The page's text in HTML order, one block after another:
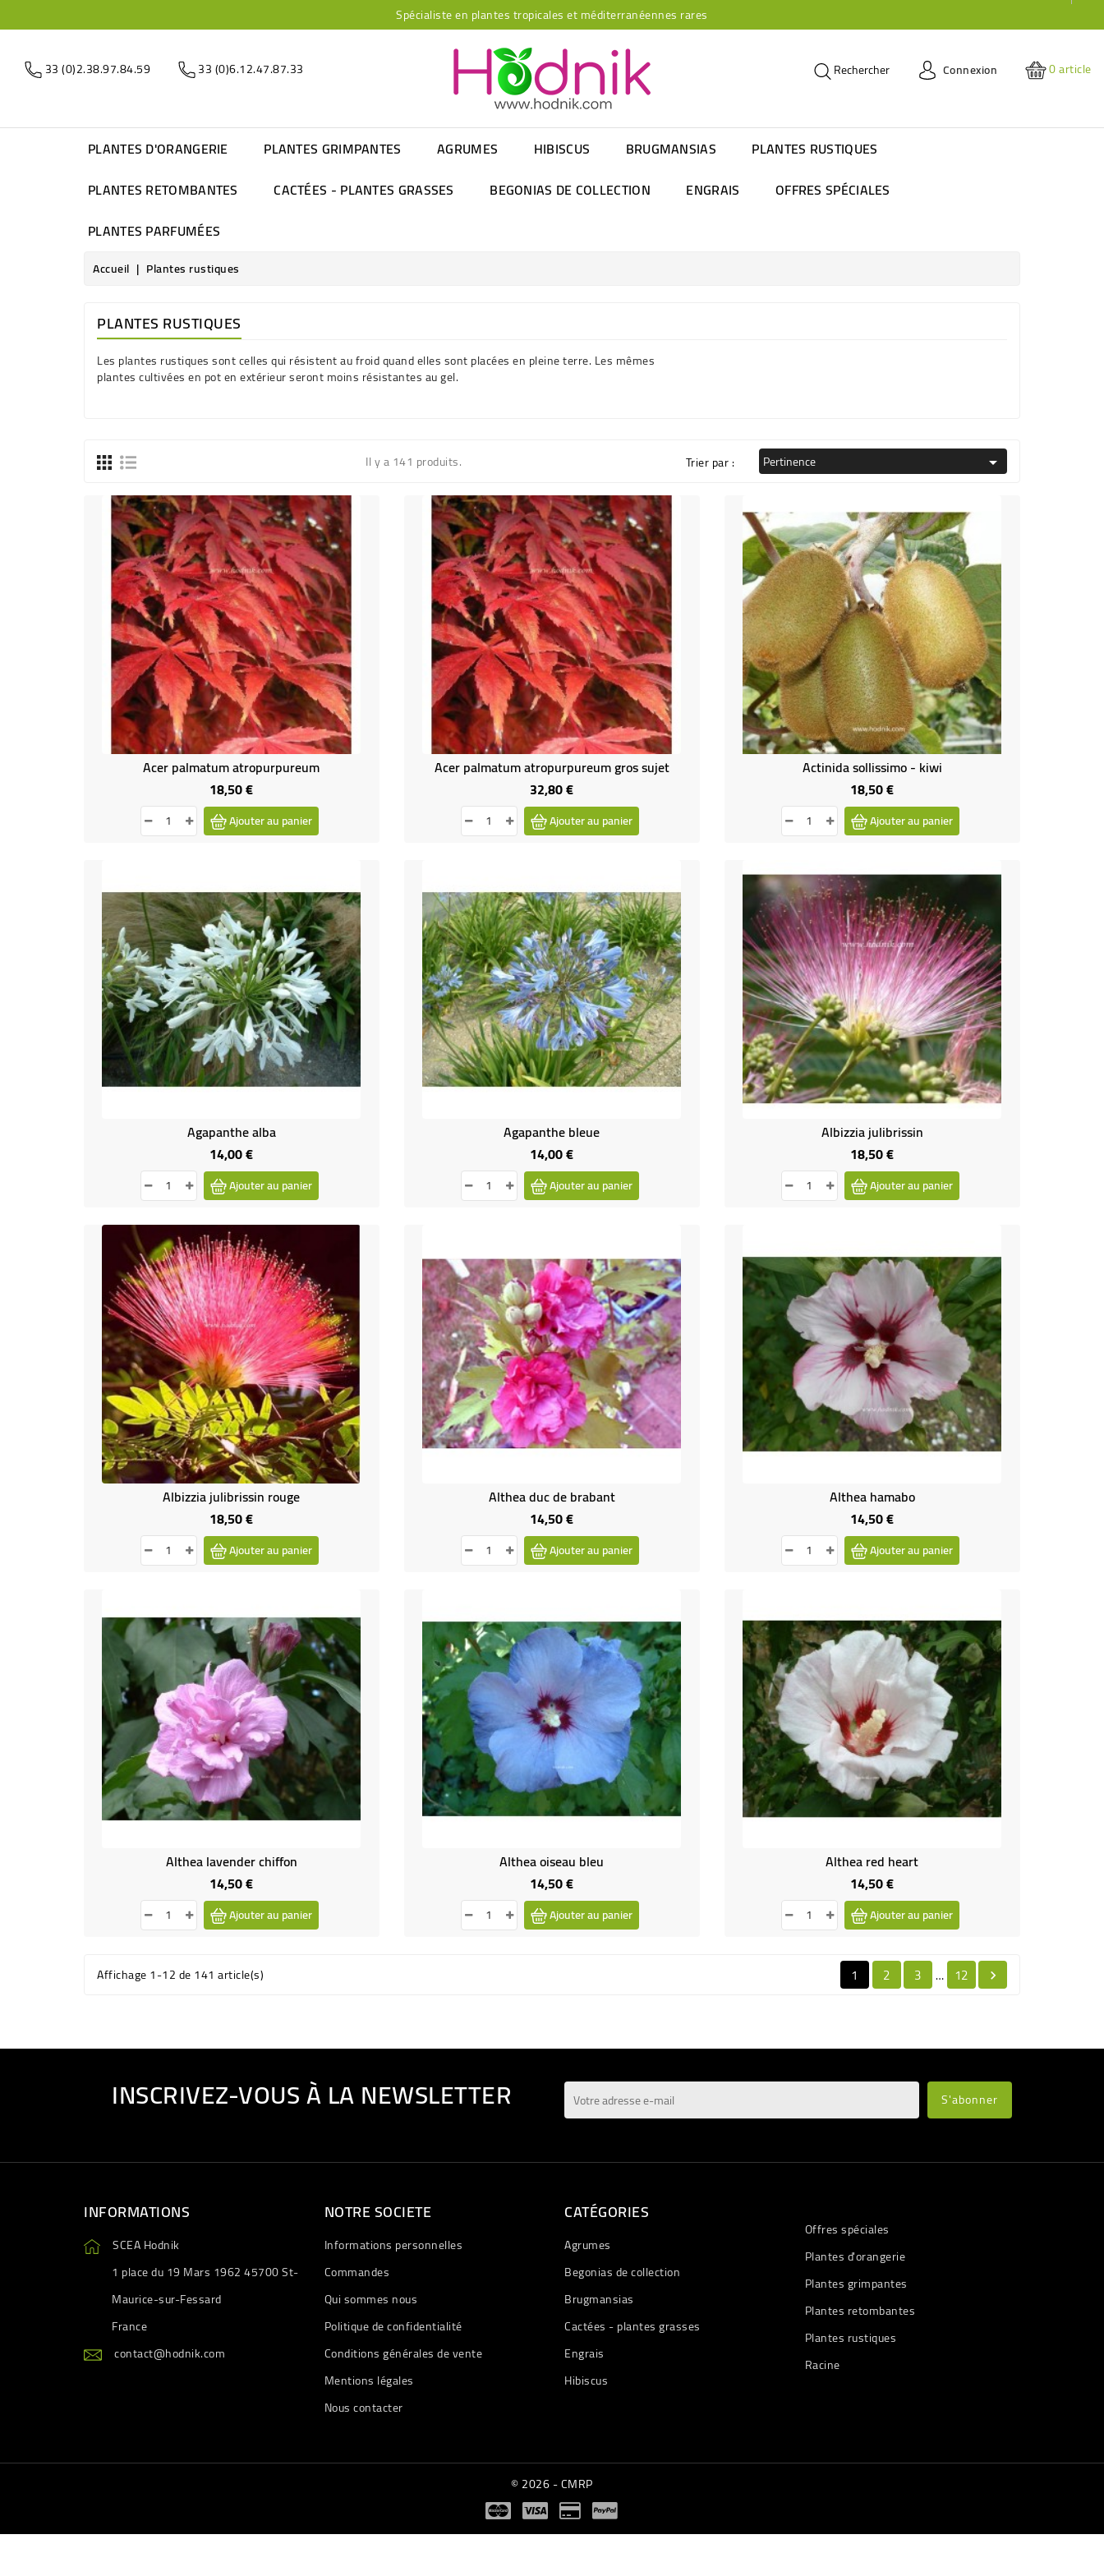
Spécialiste en plantes tropicales et méditerranéennes rares
33 (0)2.38.97.84.59 33 (0)6.12.47.87.33 Rechercher Connexion 0article
PLANTES D'ORANGERIE PLANTES GRIMPANTES AGRUMES HIBISCUS BRUGMANSIAS
PLANTES RUSTIQUES
PLANTES RETOMBANTES
CACTÉES - PLANTES GRASSES BEGONIAS DE COLLECTION ENGRAIS
OFFRES SPÉCIALES
PLANTES PARFUMÉES
Accueil Plantes rustiques
PLANTES RUSTIQUES
Les plantes rustiques sont celles qui résistent au froid quand elles sont placées en pleine terre. Les mêmes
plantes cultivées en pot en extérieur seront moins résistantes au gel.
Il y a 141 produits. Trier par : Pertinence 
Acer palmatum atropurpureum
18,50 €Prix
Ajouter au panier
Acer palmatum atropurpureum gros sujet
32,80 €Prix
Ajouter au panier
Actinida sollissimo - kiwi
18,50 €Prix
Ajouter au panier
Agapanthe alba
14,00 €Prix
Ajouter au panier
Agapanthe bleue
14,00 €Prix
Ajouter au panier
Albizzia julibrissin
18,50 €Prix
Ajouter au panier
Albizzia julibrissin rouge
18,50 €Prix
Ajouter au panier
Althea duc de brabant
14,50 €Prix
Ajouter au panier
Althea hamabo
14,50 €Prix
Ajouter au panier
Althea lavender chiffon
14,50 €Prix
Ajouter au panier
Althea oiseau bleu
14,50 €Prix
Ajouter au panier
Althea red heart
14,50 €Prix
Ajouter au panier
Affichage 1-12 de 141 article(s) 1 2 3 … 12 
INSCRIVEZ-VOUS À LA NEWSLETTER
INFORMATIONS
SCEA Hodnik
1 place du 19 Mars 1962 45700 St-
Maurice-sur-Fessard
France
contact@hodnik.com
NOTRE SOCIETE
Informations personnelles
Commandes
Qui sommes nous
Politique de confidentialité
Conditions générales de vente
Mentions légales
Nous contacter
CATÉGORIES
Agrumes
Begonias de collection
Brugmansias
Cactées - plantes grasses
Engrais
Hibiscus
Offres spéciales
Plantes d'orangerie
Plantes grimpantes
Plantes retombantes
Plantes rustiques
Racine
© 2026 - CMRP